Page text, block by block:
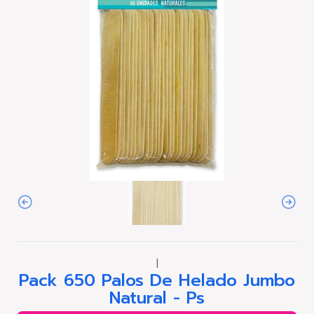
|
Pack 650 Palos De Helado Jumbo
Natural - Ps